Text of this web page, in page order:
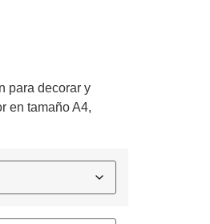
para decorar y
en tamaño A4,